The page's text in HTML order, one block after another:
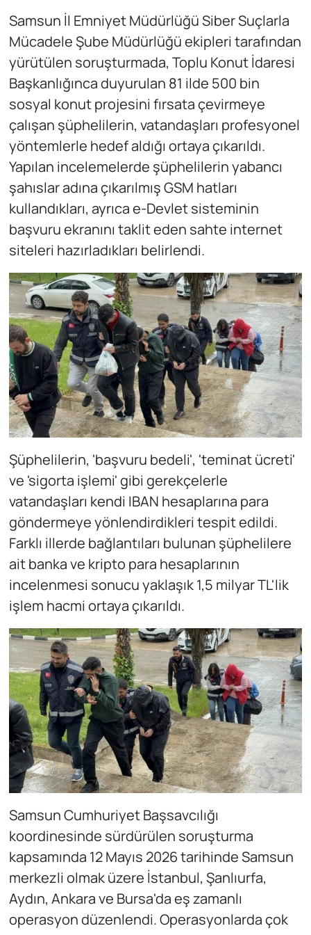
Samsun İl Emniyet Müdürlüğü Siber Suçlarla
Mücadele Şube Müdürlüğü ekipleri tarafından
yürütülen soruşturmada, Toplu Konut İdaresi
Başkanlığınca duyurulan 81 ilde 500 bin
sosyal konut projesini fırsata çevirmeye
çalışan şüphelilerin, vatandaşları profesyonel
yöntemlerle hedef aldığı ortaya çıkarıldı.
Yapılan incelemelerde şüphelilerin yabancı
şahıslar adına çıkarılmış GSM hatları
kullandıkları, ayrıca e-Devlet sisteminin
başvuru ekranını taklit eden sahte internet
siteleri hazırladıkları belirlendi.
Şüphelilerin, 'başvuru bedeli', 'teminat ücreti'
ve 'sigorta işlemi' gibi gerekçelerle
vatandaşları kendi IBAN hesaplarına para
göndermeye yönlendirdikleri tespit edildi.
Farklı illerde bağlantıları bulunan şüphelilere
ait banka ve kripto para hesaplarının
incelenmesi sonucu yaklaşık 1,5 milyar TL'lik
işlem hacmi ortaya çıkarıldı.
Samsun Cumhuriyet Başsavcılığı
koordinesinde sürdürülen soruşturma
kapsamında 12 Mayıs 2026 tarihinde Samsun
merkezli olmak üzere İstanbul, Şanlıurfa,
Aydın, Ankara ve Bursa'da eş zamanlı
operasyon düzenlendi. Operasyonlarda çok